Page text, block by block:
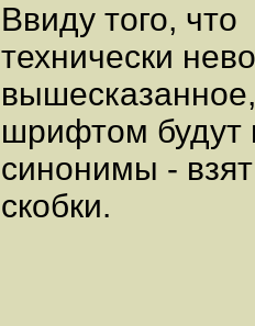
Ввиду того, что
технически
шрифтом
синонимы -
скобки.